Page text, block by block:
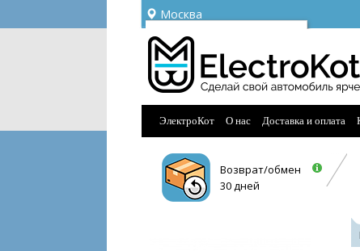
Москва
Ваш город —
Угадали?
ЭлектроКот О нас Доставка и оплата
Возврат/обмен
30 дней